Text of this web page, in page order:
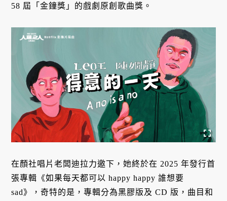
58 屆「金鐘獎」的戲劇原創歌曲獎。
在顏社唱片老闆迪拉力邀下，她終於在 2025 年發行首
張專輯《如果每天都可以 happy happy 誰想要
sad》，奇特的是，專輯分為黑膠版及 CD 版，曲目和